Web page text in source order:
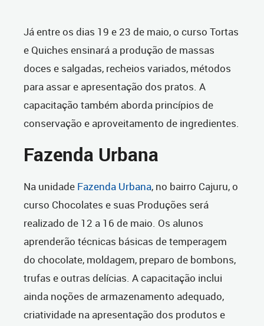
Já entre os dias 19 e 23 de maio, o curso Tortas
e Quiches ensinará a produção de massas
doces e salgadas, recheios variados, métodos
para assar e apresentação dos pratos. A
capacitação também aborda princípios de
conservação e aproveitamento de ingredientes.
Fazenda Urbana
Na unidade Fazenda Urbana, no bairro Cajuru, o
curso Chocolates e suas Produções será
realizado de 12 a 16 de maio. Os alunos
aprenderão técnicas básicas de temperagem
do chocolate, moldagem, preparo de bombons,
trufas e outras delícias. A capacitação inclui
ainda noções de armazenamento adequado,
criatividade na apresentação dos produtos e